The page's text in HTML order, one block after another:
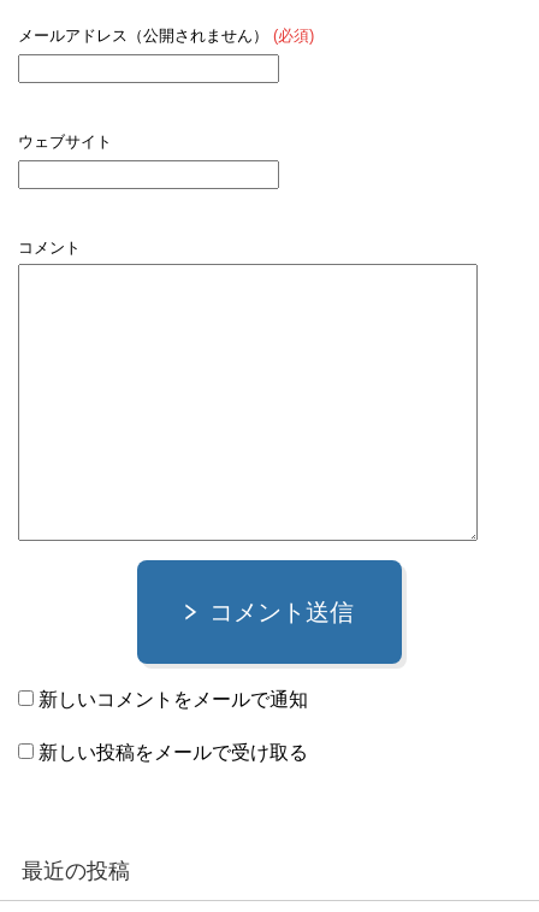
メールアドレス（公開されません） (必須)
ウェブサイト
コメント
コメント送信
新しいコメントをメールで通知
新しい投稿をメールで受け取る
最近の投稿